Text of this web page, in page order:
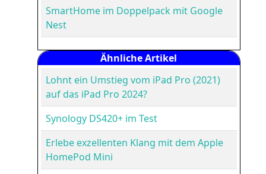
SmartHome im Doppelpack mit Google
Nest
Ähnliche Artikel
Lohnt ein Umstieg vom iPad Pro (2021)
auf das iPad Pro 2024?
Synology DS420+ im Test
Erlebe exzellenten Klang mit dem Apple
HomePod Mini